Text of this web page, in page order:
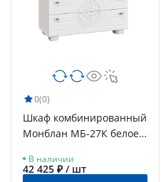
0(0)
Шкаф комбинированный
Монблан МБ-27К белое
В наличии
42 425 ₽ / шт